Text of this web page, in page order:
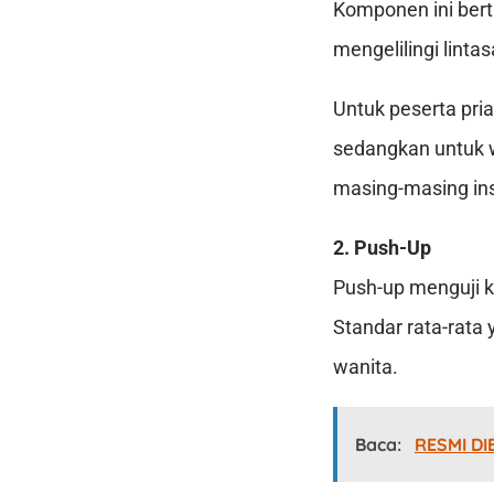
Komponen ini
mengelilingi
Untuk peserta
sedangkan untuk
masing-masing
2. Push-Up
Push-up menguji
Standar rata-rata
wanita.
Baca: RESMI